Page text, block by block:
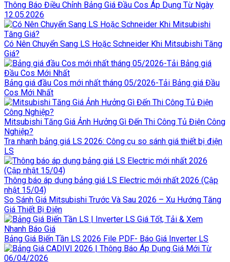
Thông Báo Điều Chỉnh Bảng Giá Đầu Cos Áp Dụng Từ Ngày
12.05.2026
Có Nên Chuyển Sang LS Hoặc Schneider Khi Mitsubishi Tăng
Giá?
Bảng giá đầu Cos mới nhất tháng 05/2026-Tải Bảng giá Đầu
Cos Mới Nhất
Mitsubishi Tăng Giá Ảnh Hưởng Gì Đến Thi Công Tủ Điện Công
Nghiệp?
Tra nhanh bảng giá LS 2026: Công cụ so sánh giá thiết bị điện
LS
Thông báo áp dụng bảng giá LS Electric mới nhất 2026 (Cập
nhật 15/04)
So Sánh Giá Mitsubishi Trước Và Sau 2026 – Xu Hướng Tăng
Giá Thiết Bị Điện
Bảng Giá Biến Tần LS 2026 File PDF- Báo Giá Inverter LS